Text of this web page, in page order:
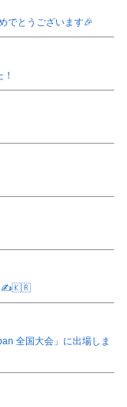
でとうございます🎉
た✍️🇰🇷
全国大会」に出場しま